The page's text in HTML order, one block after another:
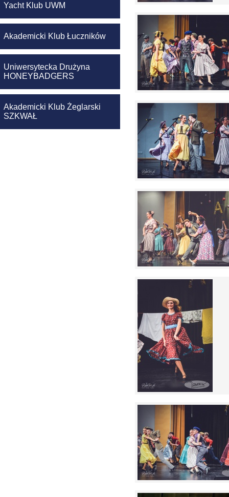
Yacht Klub UWM
Akademicki Klub Łuczników
Uniwersytecka Drużyna
HONEYBADGERS
Akademicki Klub Żeglarski
SZKWAŁ